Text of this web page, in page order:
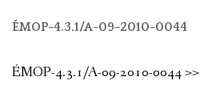
ÉMOP-4.3.1/A-09-2010-0044
ÉMOP-4.3.1/A-09-2010-0044 >>